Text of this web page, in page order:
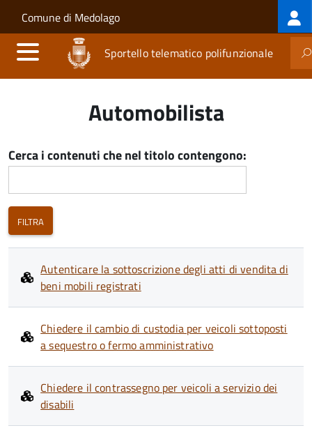
Salta al contenuto principale
Skip to site navigation
Comune di Medolago
Sportello telematico polifunzionale
Automobilista
Cerca i contenuti che nel titolo contengono:
Autenticare la sottoscrizione degli atti di vendita di
beni mobili registrati
Chiedere il cambio di custodia per veicoli sottoposti
a sequestro o fermo amministrativo
Chiedere il contrassegno per veicoli a servizio dei
disabili